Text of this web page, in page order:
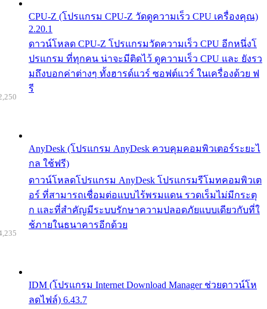
CPU-Z (โปรแกรม CPU-Z วัดดูความเร็ว CPU เครื่องคุณ)
2.20.1
ดาวน์โหลด CPU-Z โปรแกรมวัดความเร็ว CPU อีกหนึ่งโ
ปรแกรม ที่ทุกคน น่าจะมีติดไว้ ดูความเร็ว CPU และ ยังรว
มถึงบอกค่าต่างๆ ทั้งฮารด์แวร์ ซอฟต์แวร์ ในเครื่องด้วย ฟ
รี
AnyDesk (โปรแกรม AnyDesk ควบคุมคอมพิวเตอร์ระยะไ
กล ใช้ฟรี)
ดาวน์โหลดโปรแกรม AnyDesk โปรแกรมรีโมทคอมพิวเต
อร์ ที่สามารถเชื่อมต่อแบบไร้พรมแดน รวดเร็มไม่มีกระตุ
ก และที่สำคัญมีระบบรักษาความปลอดภัยแบบเดียวกับที่ใ
ช้ภายในธนาคารอีกด้วย
IDM (โปรแกรม Internet Download Manager ช่วยดาวน์โห
ลดไฟล์) 6.43.7